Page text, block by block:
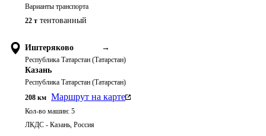
Варианты транспорта
22 т тентованный
Иштеряково →
Республика Татарстан (Татарстан)
Казань
Республика Татарстан (Татарстан)
208 км Маршрут на карте
Кол-во машин: 5
ЛКДС - Казань, Россия